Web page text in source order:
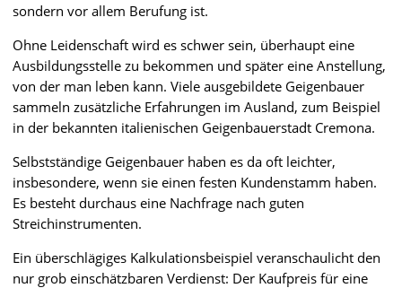
sondern vor allem Berufung ist.
Ohne Leidenschaft wird es schwer sein, überhaupt eine
Ausbildungsstelle zu bekommen und später eine Anstellung,
von der man leben kann. Viele ausgebildete Geigenbauer
sammeln zusätzliche Erfahrungen im Ausland, zum Beispiel
in der bekannten italienischen Geigenbauerstadt Cremona.
Selbstständige Geigenbauer haben es da oft leichter,
insbesondere, wenn sie einen festen Kundenstamm haben.
Es besteht durchaus eine Nachfrage nach guten
Streichinstrumenten.
Ein überschlägiges Kalkulationsbeispiel veranschaulicht den
nur grob einschätzbaren Verdienst: Der Kaufpreis für eine